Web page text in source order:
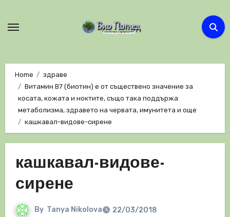
Home
здраве
Витамин B7 (биотин) е от съществено значение за
косата, кожата и ноктите, също така поддържа
метаболизма, здравето на червата, имунитета и още
кашкавал-видове-сирене
кашкавал-видове-
сирене
By Tanya Nikolova 22/03/2018